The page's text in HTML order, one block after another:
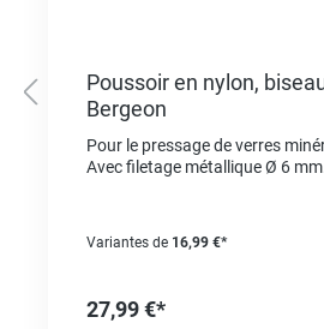
Poussoir en nylon,
Bergeon
Pour le pressage de verres
Avec filetage métallique Ø 6
Variantes de 16,99 €*
27,99 €*